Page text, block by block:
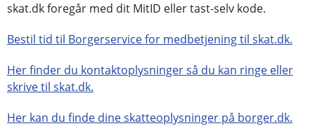
skat.dk foregår med dit MitID eller tast-selv kode.
Bestil tid til Borgerservice for medbetjening til skat.dk.
Her finder du kontaktoplysninger så du kan ringe eller
skrive til skat.dk.
Her kan du finde dine skatteoplysninger på borger.dk.